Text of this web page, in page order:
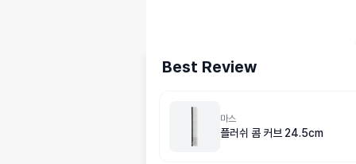
Best Review
마스
플러쉬 콤 커브 24.5cm